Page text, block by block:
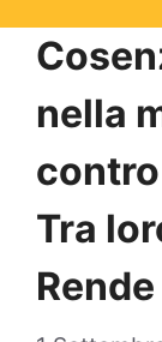
nella
contro
Tra